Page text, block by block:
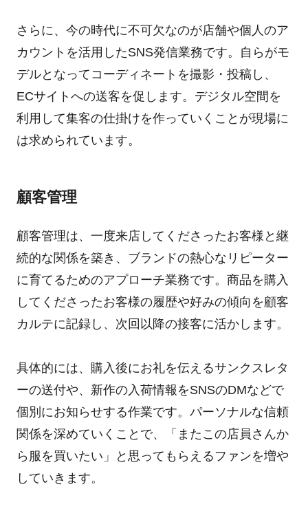
さらに、今の時代に不可欠なのが店舗や個人のア
カウントを活用したSNS発信業務です。自らがモ
デルとなってコーディネートを撮影・投稿し、
ECサイトへの送客を促します。デジタル空間を
利用して集客の仕掛けを作っていくことが現場に
は求められています。
顧客管理
顧客管理は、一度来店してくださったお客様と継
続的な関係を築き、ブランドの熱心なリピーター
に育てるためのアプローチ業務です。商品を購入
してくださったお客様の履歴や好みの傾向を顧客
カルテに記録し、次回以降の接客に活かします。
具体的には、購入後にお礼を伝えるサンクスレタ
ーの送付や、新作の入荷情報をSNSのDMなどで
個別にお知らせする作業です。パーソナルな信頼
関係を深めていくことで、「またこの店員さんか
ら服を買いたい」と思ってもらえるファンを増や
していきます。